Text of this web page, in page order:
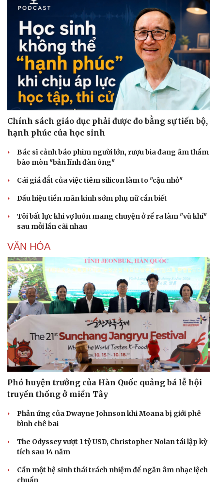
Doanh nghiệp
Thông tin doanh nghiệp
Doanh nghiệp 24h
Vì cộng đồng
Công nghệ
Sành điệu
Chuyển đổi số
Chính sách giáo dục phải được đo bằng sự tiến bộ,
hạnh phúc của học sinh
Bác sĩ cảnh báo phim người lớn, rượu bia đang âm thầm
bào mòn "bản lĩnh đàn ông"
Cái giá đắt của việc tiêm silicon làm to "cậu nhỏ"
Dấu hiệu tiền mãn kinh sớm phụ nữ cần biết
Tôi bất lực khi vợ luôn mang chuyện ở rể ra làm "vũ khí"
sau mỗi lần cãi nhau
VĂN HÓA
Phó huyện trưởng của Hàn Quốc quảng bá lễ hội
truyền thống ở miền Tây
Phản ứng của Dwayne Johnson khi Moana bị giới phê
bình chê bai
The Odyssey vượt 1 tỷ USD, Christopher Nolan tái lập kỳ
tích sau 14 năm
Cần một hệ sinh thái trách nhiệm để ngăn âm nhạc lệch
chuẩn